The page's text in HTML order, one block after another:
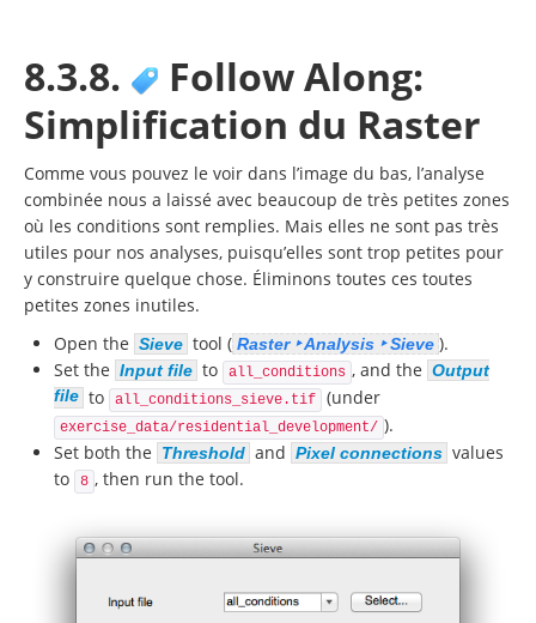
8.3.8.
Follow Along:
Simplification du Raster
Comme vous pouvez le voir dans l’image du bas, l’analyse
combinée nous a laissé avec beaucoup de très petites zones
où les conditions sont remplies. Mais elles ne sont pas très
utiles pour nos analyses, puisqu’elles sont trop petites pour
y construire quelque chose. Éliminons toutes ces toutes
petites zones inutiles.
Open the Sieve tool ( Raster ‣ Analysis ‣ Sieve ).
Set the Input file to all_conditions , and the Output
file to all_conditions_sieve.tif (under
exercise_data/residential_development/ ).
Set both the
Threshold and Pixel connections values
to
8 , then run the tool.